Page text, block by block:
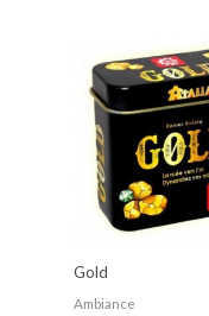
Gold
Ambiance